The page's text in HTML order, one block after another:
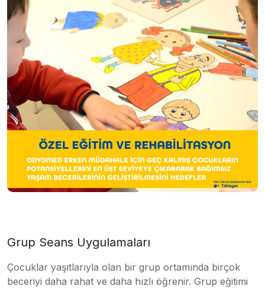
Grup Seans Uygulamaları
Çocuklar yaşıtlarıyla olan bir grup ortamında birçok
beceriyi daha rahat ve daha hızlı öğrenir. Grup eğitimi